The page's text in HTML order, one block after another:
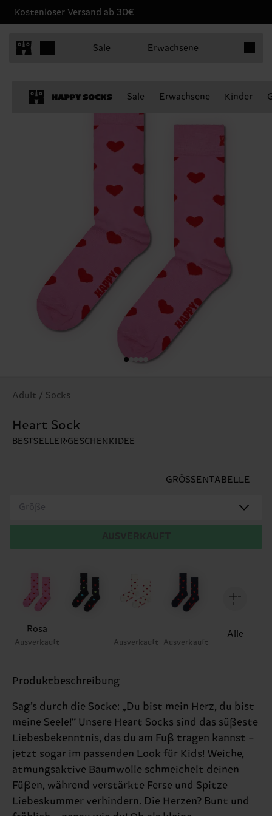
Kostenloser Versand ab 30€
Sale Erwachsene
Sale Erwachsene Kinder
Adult / Socks
Heart Sock
BESTSELLER GESCHENKIDEE
GRÖSSENTABELLE
Größe
Rosa
Ausverkauft Ausverkauft Ausverkauft
Alle
Produktbeschreibung
Sag’s durch die Socke: „Du bist mein Herz, du bist
meine Seele!“ Unsere Heart Socks sind das süßeste
Liebesbekenntnis, das du am Fuß tragen kannst –
jetzt sogar im passenden Look für Kids! Weiche,
atmungsaktive Baumwolle schmeichelt deinen
Füßen, während verstärkte Ferse und Spitze
Liebeskummer verhindern. Die Herzen? Bunt und